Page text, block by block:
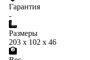
Гарантия
-
Размеры
203 x 102 x 46